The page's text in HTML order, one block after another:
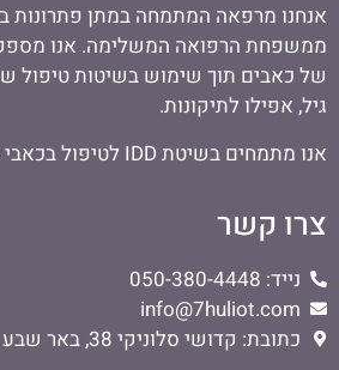
אנחנו מרפאה המתמחה במתן פתרונות
ממשפחת הרפואה המשלימה. אנו
של כאבים תוך שימוש בשיטות טיפול
גיל, אפילו לתיקונות.
אנו מתמחים בשיטת IDD לטיפול בכאבי גב ועמוד שדרה.
צרו קשר
נייד: 050-380-4448
info@7huliot.com
כתובת: קדושי סלוניקי 38, באר שבע